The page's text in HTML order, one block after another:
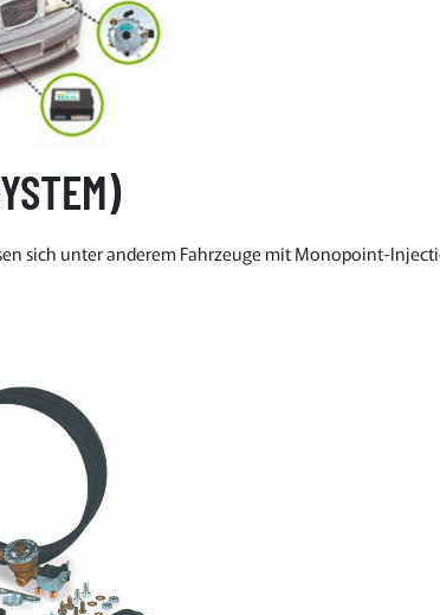
sich unter anderem Fahrzeuge mit Monopoint-